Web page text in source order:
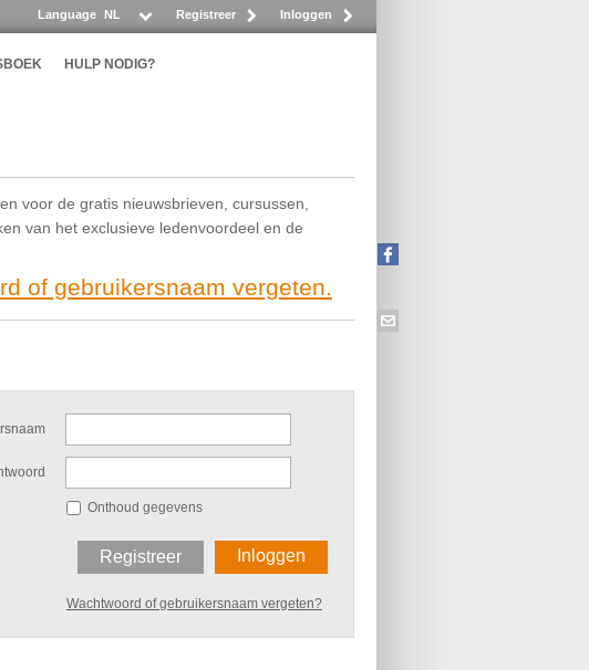
Registreer Inloggen
Language NL
HULP NODIG?
voor de gratis nieuwsbrieven, cursussen,
van het exclusieve ledenvoordeel en de
of gebruikersnaam vergeten.
Onthoud gegevens
Inloggen
Registreer
Wachtwoord of gebruikersnaam vergeten?